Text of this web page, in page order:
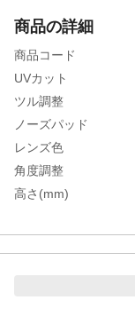
商品の詳細
商品コード
UVカット
ツル調整
ノーズパッド
レンズ色
角度調整
高さ(mm)
防傷加工